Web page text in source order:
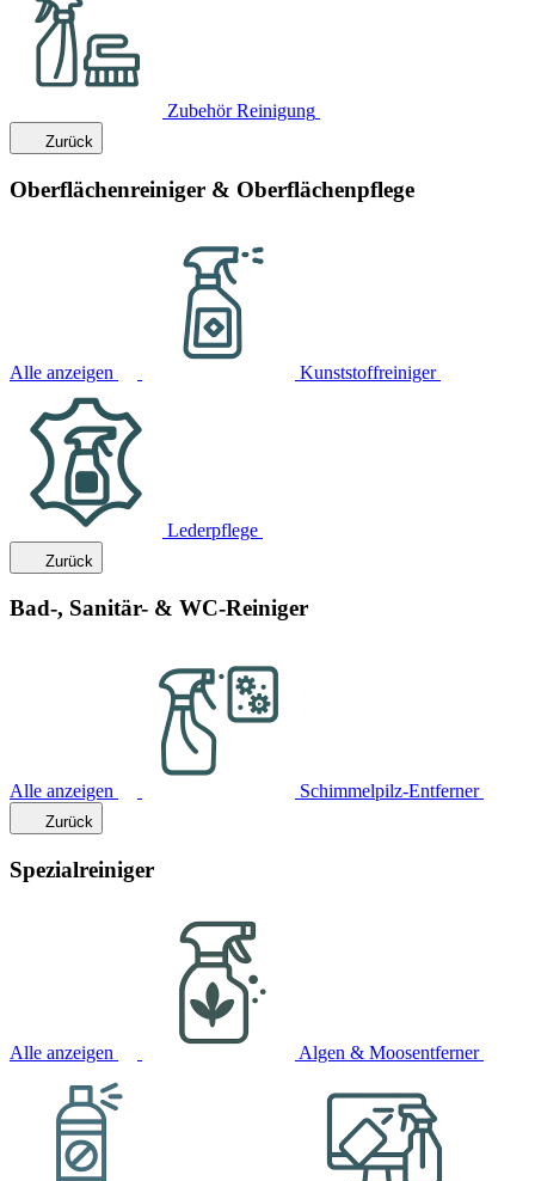
Zubehör Reinigung
Zurück
Oberflächenreiniger & Oberflächenpflege
Alle anzeigen Kunststoffreiniger
Lederpflege
Zurück
Bad-, Sanitär- & WC-Reiniger
Alle anzeigen Schimmelpilz-Entferner
Zurück
Spezialreiniger
Alle anzeigen Algen & Moosentferner